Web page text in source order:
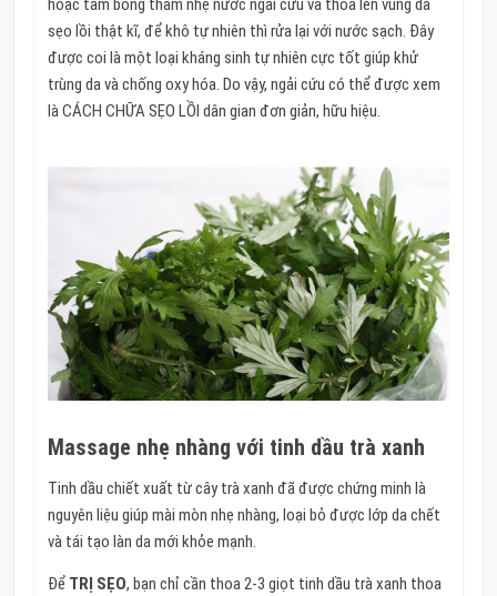
hoặc tăm bông thấm nhẹ nước ngải cứu và thoa lên vùng da
sẹo lồi thật kĩ, để khô tự nhiên thì rửa lại với nước sạch. Đây
được coi là một loại kháng sinh tự nhiên cực tốt giúp khử
trùng da và chống oxy hóa. Do vậy, ngải cứu có thể được xem
là CÁCH CHỮA SẸO LỒI dân gian đơn giản, hữu hiệu.
Massage nhẹ nhàng với tinh dầu trà xanh
Tinh dầu chiết xuất từ cây trà xanh đã được chứng minh là
nguyên liệu giúp mài mòn nhẹ nhàng, loại bỏ được lớp da chết
và tái tạo làn da mới khỏe mạnh.
Để TRỊ SẸO, bạn chỉ cần thoa 2-3 giọt tinh dầu trà xanh thoa